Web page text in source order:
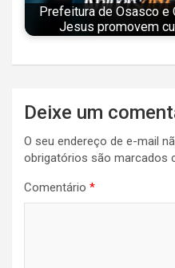
Prefeitura de Osasco e
Jesus promovem
Navegação
de
Post
Deixe um
O seu endereço de e-mail
obrigatórios são marcados
Comentário *